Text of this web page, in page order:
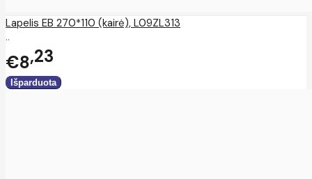
Lapelis EB 270*110 (kairė), L09ZL313
..
€8 23